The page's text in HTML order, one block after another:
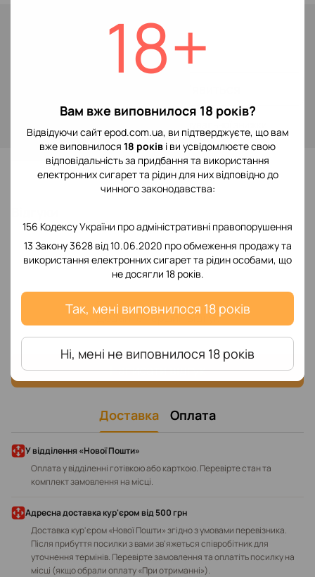
18+
Вам вже виповнилося 18 років?
Відвідуючи сайт epod.com.ua, ви підтверджуєте, що вам
вже виповнилося 18 років і ви усвідомлюєте свою
відповідальність за придбання та використання
електронних сигарет та рідин для них відповідно до
чинного законодавства:
156 Кодексу України про адміністративні правопорушення
13 Закону 3628 від 10.06.2020 про обмеження продажу та
використання електронних сигарет та рідин особами, що
не досягли 18 років.
Так, мені виповнилося 18 років
Ні, мені не виповнилося 18 років
До обраного
Додайте перший відгук
Написати відгук
Доставка Оплата
У відділення «Нової Пошти»
Оплата у відділенні готівкою або карткою. Перевірте стан та
комплект замовлення на місці.
Адресна доставка кур'єром від 500 грн
Доставка кур'єром «Нової Пошти» згідно з умовами перевізника.
Після прибуття посилки з вами зв'яжеться співробітник для
уточнення термінів. Перевірте замовлення та оплатіть посилку на
місці (якщо обрали оплату «При отриманні»).